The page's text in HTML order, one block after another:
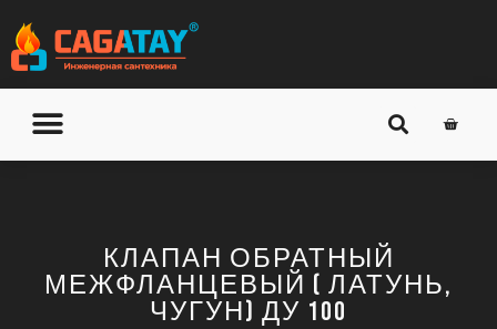
КЛАПАН ОБРАТНЫЙ
МЕЖФЛАНЦЕВЫЙ ( ЛАТУНЬ,
ЧУГУН) ДУ 100